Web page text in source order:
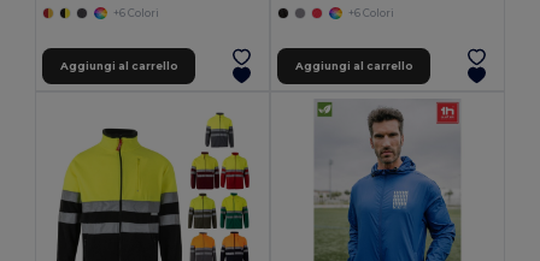
+6 Colori
Aggiungi al carrello
+6 Colori
Aggiungi al carrello